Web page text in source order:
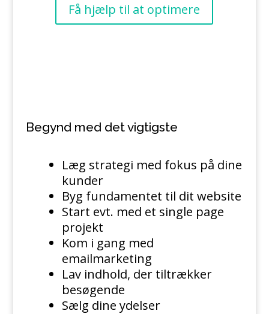
Få hjælp til at optimere
Begynd med det vigtigste
Læg strategi med fokus på dine
kunder
Byg fundamentet til dit website
Start evt. med et single page
projekt
Kom i gang med
emailmarketing
Lav indhold, der tiltrækker
besøgende
Sælg dine ydelser